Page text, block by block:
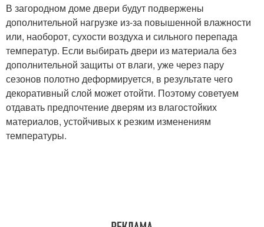
В загородном доме двери будут подвержены
дополнительной нагрузке из-за повышенной влажности
или, наоборот, сухости воздуха и сильного перепада
температур. Если выбирать двери из материала без
дополнительной защиты от влаги, уже через пару
сезонов полотно деформируется, в результате чего
декоративный слой может отойти. Поэтому советуем
отдавать предпочтение дверям из влагостойких
материалов, устойчивых к резким изменениям
температуры.